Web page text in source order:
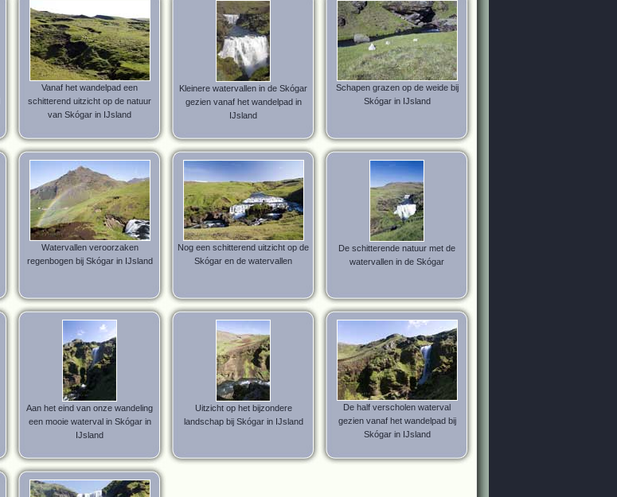
Vanaf het wandelpad een
schitterend uitzicht op de natuur
van Skógar in IJsland
Kleinere watervallen in de Skógar
gezien vanaf het wandelpad in
IJsland
Schapen grazen op de weide bij
Skógar in IJsland
Watervallen veroorzaken
regenbogen bij Skógar in IJsland
Nog een schitterend uitzicht op de
Skógar en de watervallen
De schitterende natuur met de
watervallen in de Skógar
Aan het eind van onze wandeling
een mooie waterval in Skógar in
IJsland
Uitzicht op het bijzondere
landschap bij Skógar in IJsland
De half verscholen waterval
gezien vanaf het wandelpad bij
Skógar in IJsland